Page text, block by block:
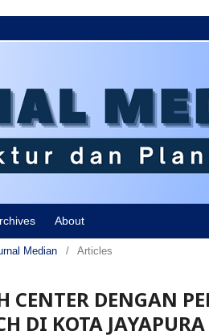
About
Median / Articles
CENTER DENGAN
DI KOTA JAYAPURA